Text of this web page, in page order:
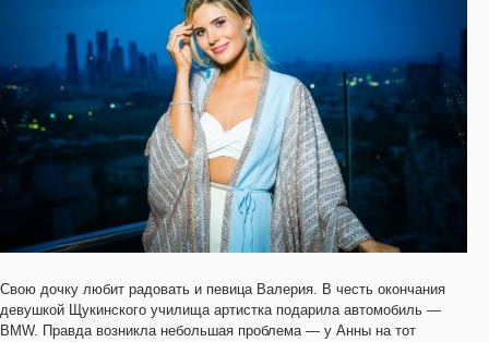
Свою дочку любит радовать и певица Валерия. В честь окончания
девушкой Щукинского училища артистка подарила автомобиль —
BMW. Правда возникла небольшая проблема — у Анны на тот